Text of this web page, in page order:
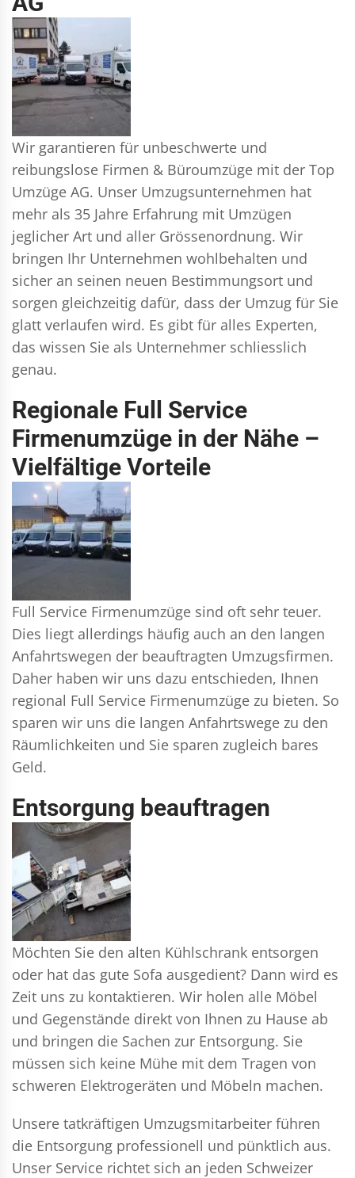
Wir garantieren für unbeschwerte und
reibungslose Firmen & Büroumzüge mit der Top
Umzüge AG. Unser Umzugsunternehmen hat
mehr als 35 Jahre Erfahrung mit Umzügen
jeglicher Art und aller Grössenordnung. Wir
bringen Ihr Unternehmen wohlbehalten und
sicher an seinen neuen Bestimmungsort und
sorgen gleichzeitig dafür, dass der Umzug für Sie
glatt verlaufen wird. Es gibt für alles Experten,
das wissen Sie als Unternehmer schliesslich
genau.
Regionale Full Service
Firmenumzüge in der Nähe –
Vielfältige Vorteile
Full Service Firmenumzüge sind oft sehr teuer.
Dies liegt allerdings häufig auch an den langen
Anfahrtswegen der beauftragten Umzugsfirmen.
Daher haben wir uns dazu entschieden, Ihnen
regional Full Service Firmenumzüge zu bieten. So
sparen wir uns die langen Anfahrtswege zu den
Räumlichkeiten und Sie sparen zugleich bares
Geld.
Entsorgung beauftragen
Möchten Sie den alten Kühlschrank entsorgen
oder hat das gute Sofa ausgedient? Dann wird es
Zeit uns zu kontaktieren. Wir holen alle Möbel
und Gegenstände direkt von Ihnen zu Hause ab
und bringen die Sachen zur Entsorgung. Sie
müssen sich keine Mühe mit dem Tragen von
schweren Elektrogeräten und Möbeln machen.
Unsere tatkräftigen Umzugsmitarbeiter führen
die Entsorgung professionell und pünktlich aus.
Unser Service richtet sich an jeden Schweizer